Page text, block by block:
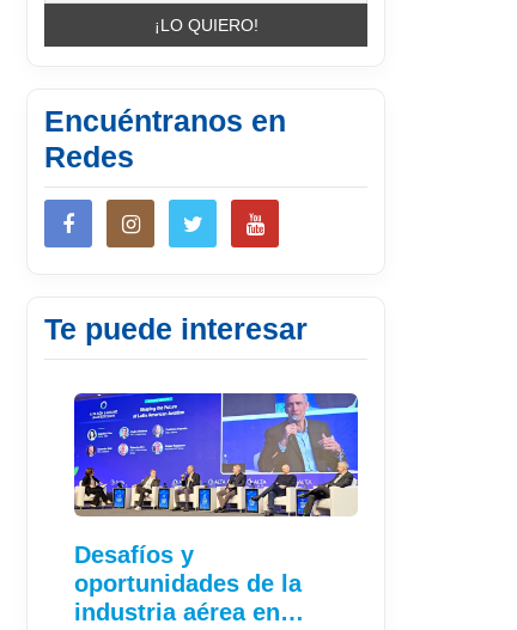
Encuéntranos en
Redes
Te puede interesar
Desafíos y
oportunidades de la
industria aérea en…